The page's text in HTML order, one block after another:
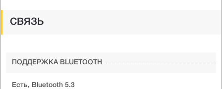
СВЯЗЬ
ПОДДЕРЖКА BLUETOOTH
Есть, Bluetooth 5.3